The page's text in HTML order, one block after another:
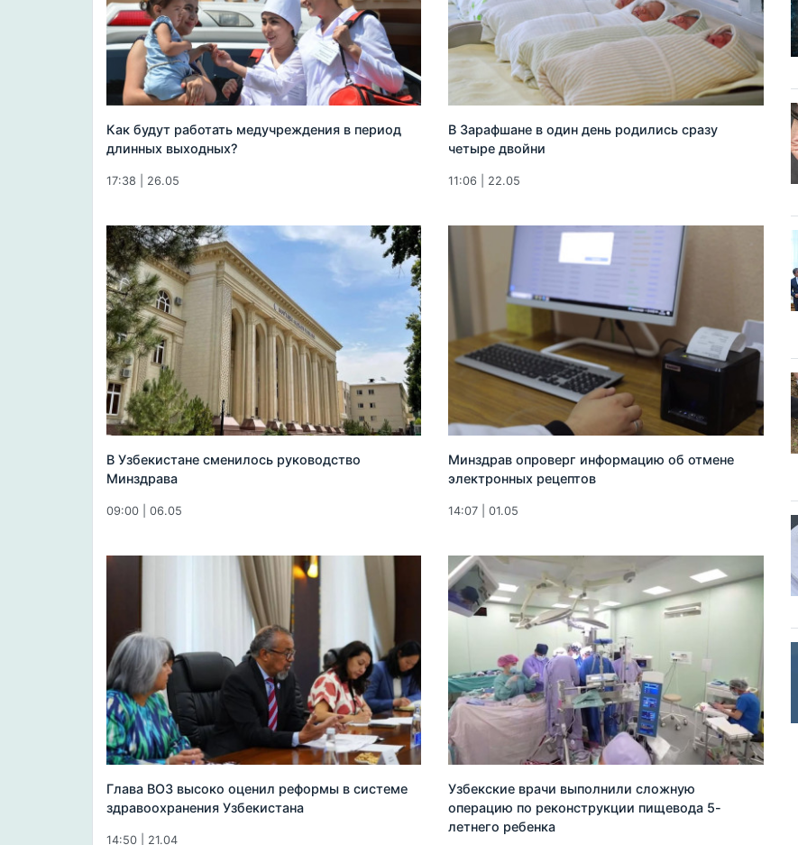
Как будут работать медучреждения в период
длинных выходных?
17:38 | 26.05
В Зарафшане в один день родились сразу
четыре двойни
11:06 | 22.05
В Узбекистане сменилось руководство
Минздрава
09:00 | 06.05
Минздрав опроверг информацию об отмене
электронных рецептов
14:07 | 01.05
Глава ВОЗ высоко оценил реформы в системе
здравоохранения Узбекистана
14:50 | 21.04
Узбекские врачи выполнили сложную
операцию по реконструкции пищевода 5-
летнего ребенка